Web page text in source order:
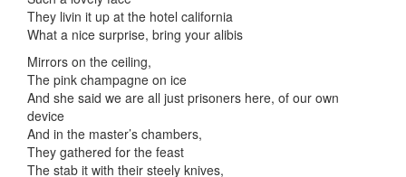
They livin it up at the hotel california
What a nice surprise, bring your alibis
Mirrors on the ceiling,
The pink champagne on ice
And she said we are all just prisoners here, of our own
device
And in the master’s chambers,
They gathered for the feast
The stab it with their steely knives,